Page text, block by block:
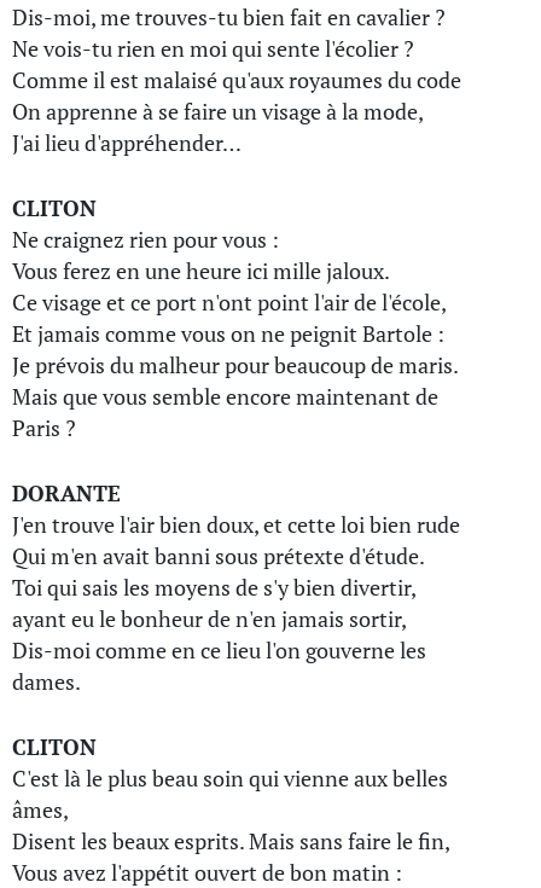
Dis-moi, me trouves-tu bien fait en cavalier ?
Ne vois-tu rien en moi qui sente l'écolier ?
Comme il est malaisé qu'aux royaumes du code
On apprenne à se faire un visage à la mode,
J'ai lieu d'appréhender…
CLITON
Ne craignez rien pour vous :
Vous ferez en une heure ici mille jaloux.
Ce visage et ce port n'ont point l'air de l'école,
Et jamais comme vous on ne peignit Bartole :
Je prévois du malheur pour beaucoup de maris.
Mais que vous semble encore maintenant de
Paris ?
DORANTE
J'en trouve l'air bien doux, et cette loi bien rude
Qui m'en avait banni sous prétexte d'étude.
Toi qui sais les moyens de s'y bien divertir,
ayant eu le bonheur de n'en jamais sortir,
Dis-moi comme en ce lieu l'on gouverne les
dames.
CLITON
C'est là le plus beau soin qui vienne aux belles
âmes,
Disent les beaux esprits. Mais sans faire le fin,
Vous avez l'appétit ouvert de bon matin :